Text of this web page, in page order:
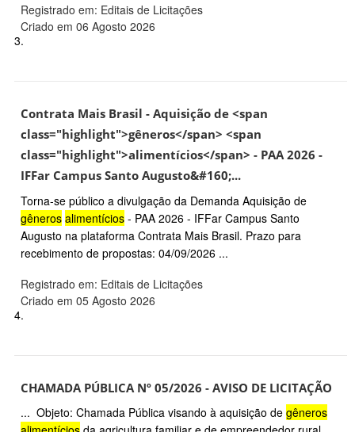
Registrado em: Editais de Licitações
Criado em 06 Agosto 2026
3.
Contrata Mais Brasil - Aquisição de <span
class="highlight">gêneros</span> <span
class="highlight">alimentícios</span> - PAA 2026 -
IFFar Campus Santo Augusto&#160;...
Torna-se público a divulgação da Demanda Aquisição de
gêneros alimentícios - PAA 2026 - IFFar Campus Santo
Augusto na plataforma Contrata Mais Brasil. Prazo para
recebimento de propostas: 04/09/2026 ...
Registrado em: Editais de Licitações
Criado em 05 Agosto 2026
4.
CHAMADA PÚBLICA Nº 05/2026 - AVISO DE LICITAÇÃO
... Objeto: Chamada Pública visando à aquisição de gêneros